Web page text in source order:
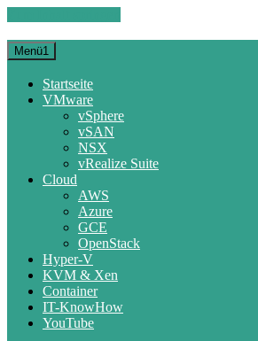
Menü1
Startseite
VMware
vSphere
vSAN
NSX
vRealize Suite
Cloud
AWS
Azure
GCE
OpenStack
Hyper-V
KVM & Xen
Container
IT-KnowHow
YouTube